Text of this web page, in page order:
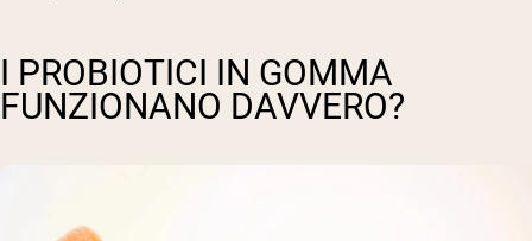
I PROBIOTICI IN GOMMA
FUNZIONANO DAVVERO?